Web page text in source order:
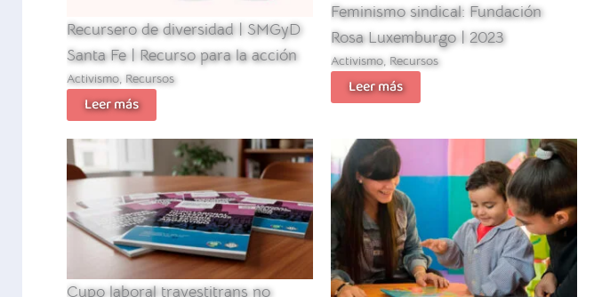
Recursero de diversidad | SMGyD
Santa Fe | Recurso para la acción
Activismo, Recursos
Leer más
Feminismo sindical: Fundación
Rosa Luxemburgo | 2023
Activismo, Recursos
Leer más
Cupo laboral travestitrans no